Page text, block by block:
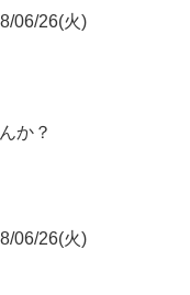
06/26(火)
か？
06/26(火)